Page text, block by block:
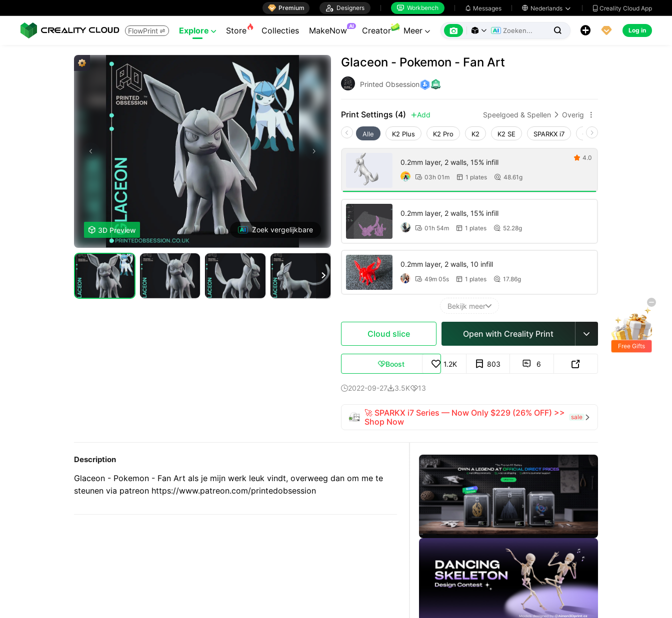
 Premium  Designers  Workbench  Messages  Nederlands   Creality Cloud App
FlowPrint  Explore  Store Collecties MakeNow AI Creator Meer        Log in
 3D Preview Zoek vergelijkbare

Glaceon - Pokemon - Fan Art
Printed Obsession
Print Settings (4) Add Speelgoed & Spellen  Overig 
Alle K2 Plus K2 Pro K2 K2 SE SPARKX i7 Creality Hi
0.2mm layer, 2 walls, 15% infill
 03h 01m  1 plates  48.61g
 4.0
0.2mm layer, 2 walls, 15% infill
 01h 54m  1 plates  52.28g
0.2mm layer, 2 walls, 10 infill
 49m 05s  1 plates  17.86g
Bekijk meer
Cloud slice Open with Creality Print 
Boost 1.2K 803  6 
2022-09-273.5K13
🚀 SPARKX i7 Series — Now Only $229 (26% OFF) >>
Shop Now
sale 
Description
Glaceon - Pokemon - Fan Art als je mijn werk leuk vindt, overweeg dan om me te
steunen via patreon https://www.patreon.com/printedobsession
Free Gifts